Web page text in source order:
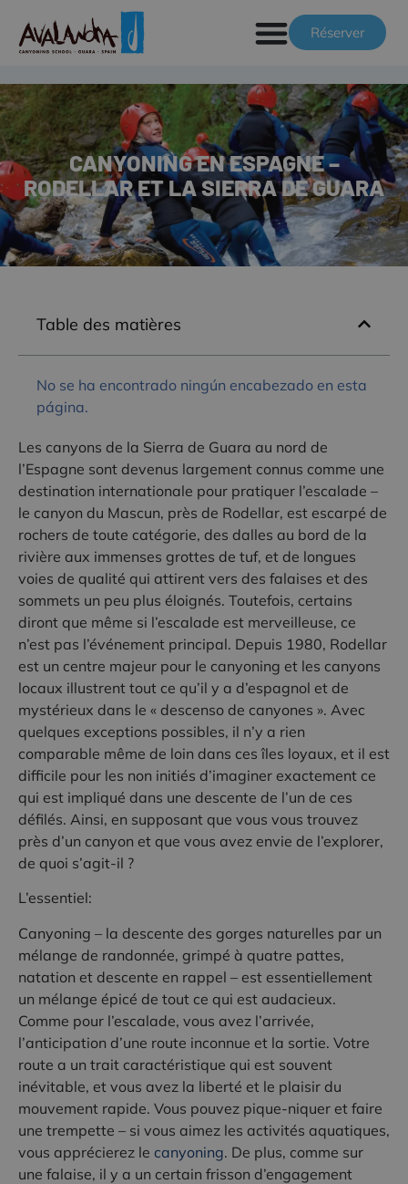
Réserver
CANYONING EN ESPAGNE –
RODELLAR ET LA SIERRA DE GUARA
Table des matières
No se ha encontrado ningún encabezado en esta
página.
Les canyons de la Sierra de Guara au nord de
l’Espagne sont devenus largement connus comme une
destination internationale pour pratiquer l’escalade –
le canyon du Mascun, près de Rodellar, est escarpé de
rochers de toute catégorie, des dalles au bord de la
rivière aux immenses grottes de tuf, et de longues
voies de qualité qui attirent vers des falaises et des
sommets un peu plus éloignés. Toutefois, certains
diront que même si l’escalade est merveilleuse, ce
n’est pas l’événement principal. Depuis 1980, Rodellar
est un centre majeur pour le canyoning et les canyons
locaux illustrent tout ce qu’il y a d’espagnol et de
mystérieux dans le « descenso de canyones ». Avec
quelques exceptions possibles, il n’y a rien
comparable même de loin dans ces îles loyaux, et il est
difficile pour les non initiés d’imaginer exactement ce
qui est impliqué dans une descente de l’un de ces
défilés. Ainsi, en supposant que vous vous trouvez
près d’un canyon et que vous avez envie de l’explorer,
de quoi s’agit-il ?
L’essentiel:
Canyoning – la descente des gorges naturelles par un
mélange de randonnée, grimpé à quatre pattes,
natation et descente en rappel – est essentiellement
un mélange épicé de tout ce qui est audacieux.
Comme pour l’escalade, vous avez l’arrivée,
l’anticipation d’une route inconnue et la sortie. Votre
route a un trait caractéristique qui est souvent
inévitable, et vous avez la liberté et le plaisir du
mouvement rapide. Vous pouvez pique-niquer et faire
une trempette – si vous aimez les activités aquatiques,
vous apprécierez le canyoning. De plus, comme sur
une falaise, il y a un certain frisson d’engagement